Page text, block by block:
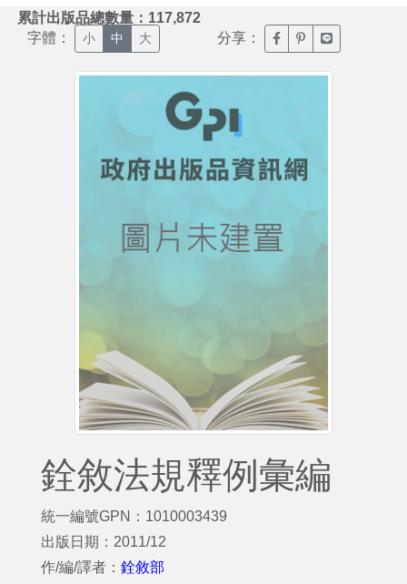
累計出版品總數量：117,872
字體： 小 中 大 分享： 臉書分享(另開新視窗)
噗浪分享(另開新
Line分享(另
銓敘法規釋例彙編
統一編號GPN：1010003439
出版日期：2011/12
作/編/譯者： 銓敘部